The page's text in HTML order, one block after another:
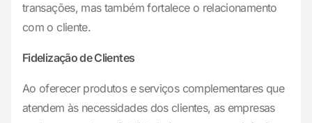
transações, mas também fortalece o relacionamento
com o cliente.
Fidelização de Clientes
Ao oferecer produtos e serviços complementares que
atendem às necessidades dos clientes, as empresas